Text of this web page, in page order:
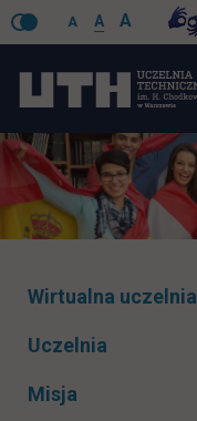
A A A
Pomiń
Wirtualna uczelnia
Uczelnia
Misja